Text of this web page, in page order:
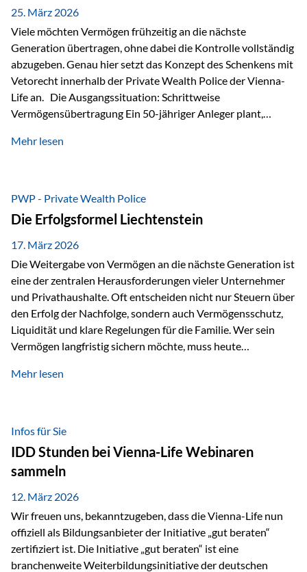
Besonders hervorzuheben ist hierbei Artikel 14 der
liechtensteinischen Verfassung. Darin…
25. März 2026
Viele möchten Vermögen frühzeitig an die nächste
Generation übertragen, ohne dabei die Kontrolle vollständig
abzugeben. Genau hier setzt das Konzept des Schenkens mit
Vetorecht innerhalb der Private Wealth Police der Vienna-
Life an. Die Ausgangssituation: Schrittweise
Vermögensübertragung Ein 50-jähriger Anleger plant,
der steuerliche Freibetrag optimal genutzt werden, sondern
strukturierte, langfristige Vermögensübertragung, ohne die
Kontrolle vollständig aus der Hand zu geben. Die Lösung:
Abschmelzung mit Vetorecht Die Umsetzung erfolgt über die
Private Wealth Police…
Mehr lesen
PWP - Private Wealth Police
Die Erfolgsformel Liechtenstein
17. März 2026
Die Weitergabe von Vermögen an die nächste Generation ist
eine der zentralen Herausforderungen vieler Unternehmer
und Privathaushalte. Oft entscheiden nicht nur Steuern über
den Erfolg der Nachfolge, sondern auch Vermögensschutz,
Liquidität und klare Regelungen für die Familie. Wer sein
Vermögen langfristig sichern möchte, muss heute
„Erfolgsformel Liechtenstein“, herausgegeben und verfasst
Vermögensschutz strategisch miteinander verbindet.
Warum klassische Nachfolgeplanung oft scheitert Viele
Vermögen werden erst im Todesfall übertragen. Das kann zu
Problemen führen: Hohe Erbschaftsteuern Streitigkeiten
zwischen Erben Liquiditätsprobleme bei Immobilien…
Mehr lesen
Infos für Sie
IDD Stunden bei Vienna-Life Webinaren
sammeln
12. März 2026
Wir freuen uns, bekanntzugeben, dass die Vienna-Life nun
offiziell als Bildungsanbieter der Initiative „gut beraten“
zertifiziert ist. Die Initiative „gut beraten“ ist eine
branchenweite Weiterbildungsinitiative der deutschen